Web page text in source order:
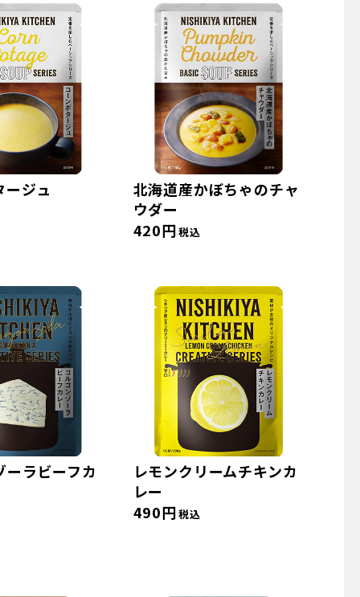
ージュ
北海道産かぼちゃのチャ
ウダー
420円税込
ーラビーフカ
レモンクリームチキンカ
レー
490円税込